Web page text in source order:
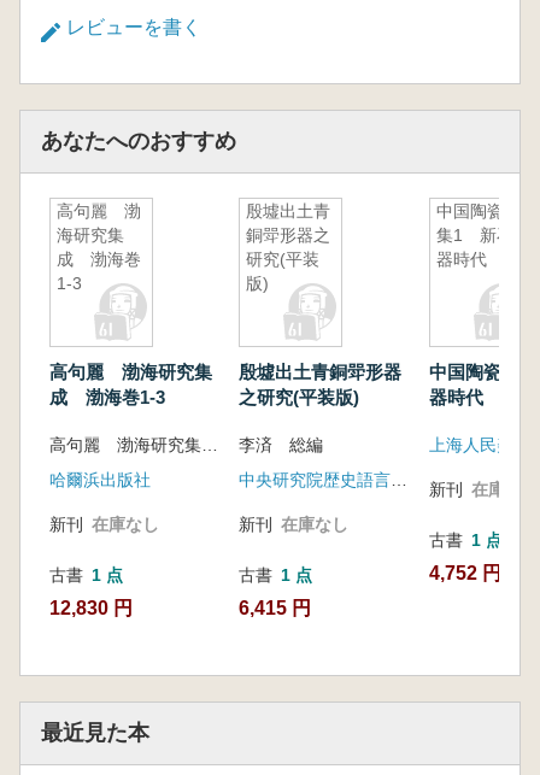
レビューを書く
あなたへのおすすめ
高句麗 渤
海研究集
成 渤海巻
1-3
高句麗 渤海研究集
成 渤海巻1-3
哈爾浜出版社
新刊 在庫なし
古書 1 点
12,830 円
殷墟出土青
銅斝形器之
研究(平装
版)
殷墟出土青銅斝形器
之研究(平装版)
李済 総編
新刊 在庫なし
古書 1 点
6,415 円
中国陶瓷全
集1 新石
器時代
中国陶瓷全
器時代
上海人民美術
新刊 在庫なし
古書 1 点
4,752 円
最近見た本